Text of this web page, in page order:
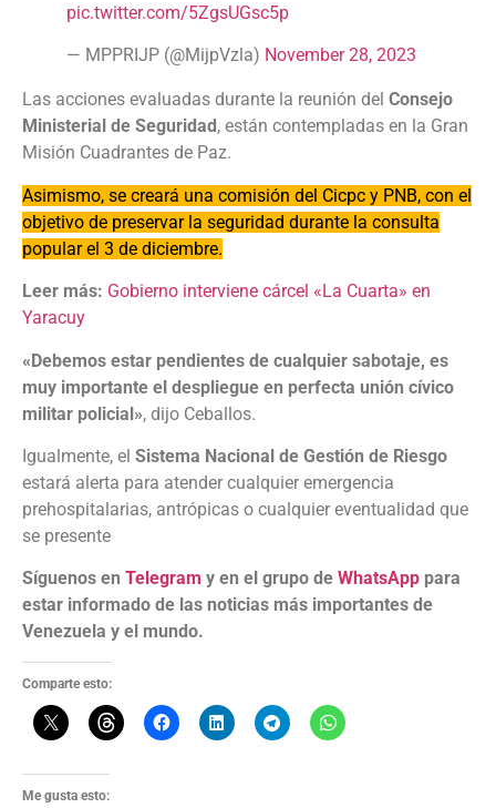
pic.twitter.com/5ZgsUGsc5p
— MPPRIJP (@MijpVzla) November 28, 2023
Las acciones evaluadas durante la reunión del Consejo
Ministerial de Seguridad , están contempladas en la Gran
Misión Cuadrantes de Paz.
Asimismo, se creará una comisión del Cicpc y PNB, con el
objetivo de preservar la seguridad durante la consulta
popular el 3 de diciembre.
Leer más: Gobierno interviene cárcel «La Cuarta» en
Yaracuy
«Debemos estar pendientes de cualquier sabotaje, es
muy importante el despliegue en perfecta unión cívico
militar policial», dijo Ceballos.
Igualmente, el Sistema Nacional de Gestión de Riesgo
estará alerta para atender cualquier emergencia
prehospitalarias, antrópicas o cualquier eventualidad que
se presente
Síguenos en Telegram y en el grupo de WhatsApp para
estar informado de las noticias más importantes de
Venezuela y el mundo.
Comparte esto:
Me gusta esto: